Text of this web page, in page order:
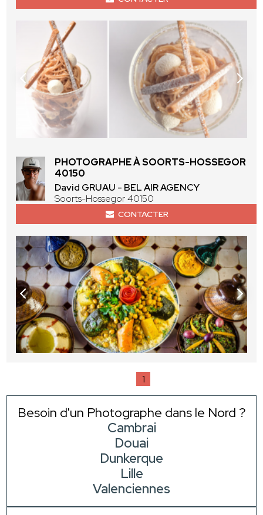
PHOTOGRAPHE À SOORTS-HOSSEGOR
40150
David GRUAU - BEL AIR AGENCY
Soorts-Hossegor 40150
CONTACTER
1
Besoin d'un Photographe dans le Nord ?
Cambrai
Douai
Dunkerque
Lille
Valenciennes